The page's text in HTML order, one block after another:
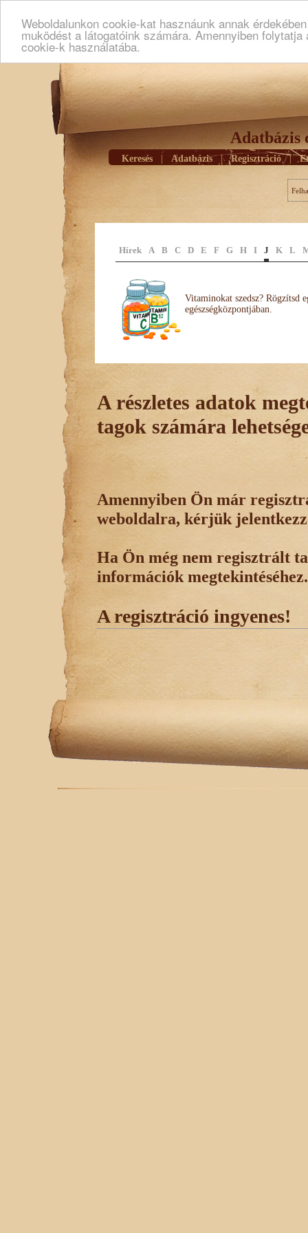
Weboldalunkon cookie-kat hasznáunk annak
muködést a látogatóink számára. Amennyiben
cookie-k használatába.
Adatbázis
Keresés Adatbázis | Regisztráció |
Hírek A B C D E F G H I J K L
Vitaminokat szedsz? Rögzítsd
egészségközpontjában.
A részletes adatok
tagok számára
Amennyiben Ön már
weboldalra, kérjük
Ha Ön még nem regisztrált
információk megtekintéséhez.
A regisztráció ingyenes!